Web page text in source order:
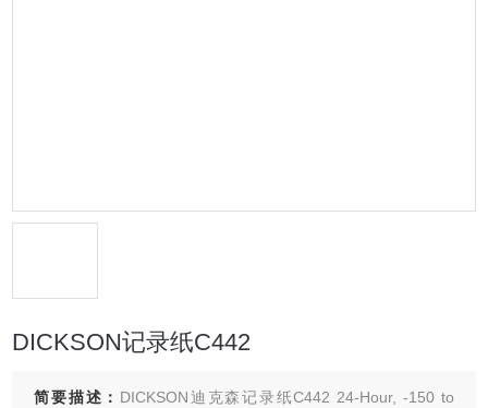
DICKSON记录纸C442
简要描述： DICKSON迪克森记录纸C442 24-Hour, -150 to